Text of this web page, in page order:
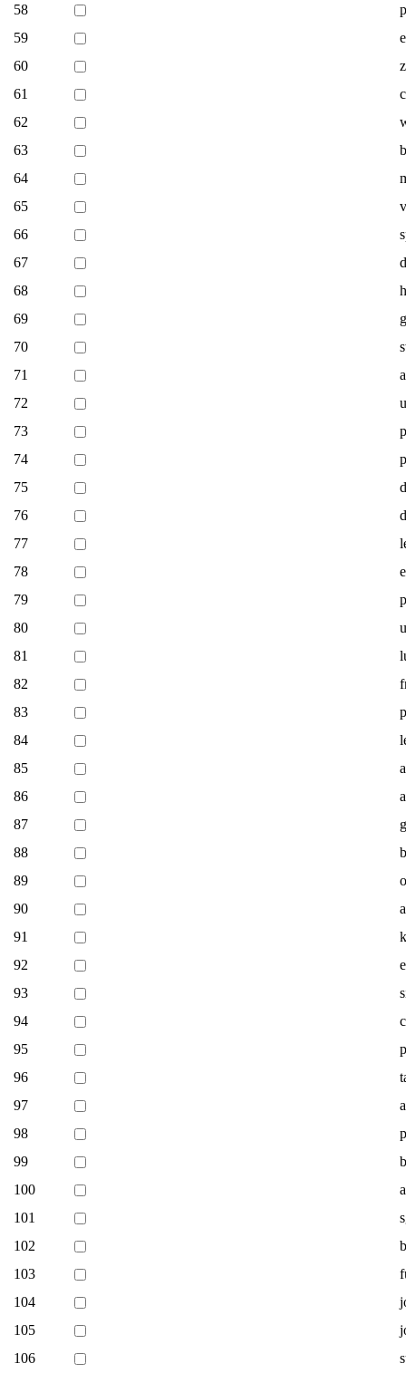
58
59
60
61
62
63
64
65
66
67
68
69
70
71
72
73
74
75
76
77
78
79
80
81
82
83
84
85
86
87
88
89
90
91
92
93
94
95
96
97
98
99
100
101
102
103
104
105
106